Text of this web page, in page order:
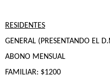
RESIDENTES
GENERAL (PRESENTANDO EL
ABONO MENSUAL
FAMILIAR: $1200